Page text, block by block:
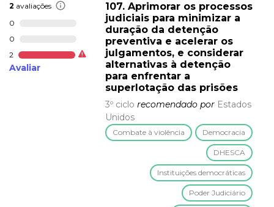
2 avaliações
0
0
2
Avaliar
107. Aprimorar os processos
judiciais para minimizar a
duração da detenção
preventiva e acelerar os
julgamentos, e considerar
alternativas à detenção
para enfrentar a
superlotação das prisões
3º ciclo recomendado por Estados
Unidos
Combate à violência Democracia
DHESCA
Instituições democráticas
Poder Judiciário